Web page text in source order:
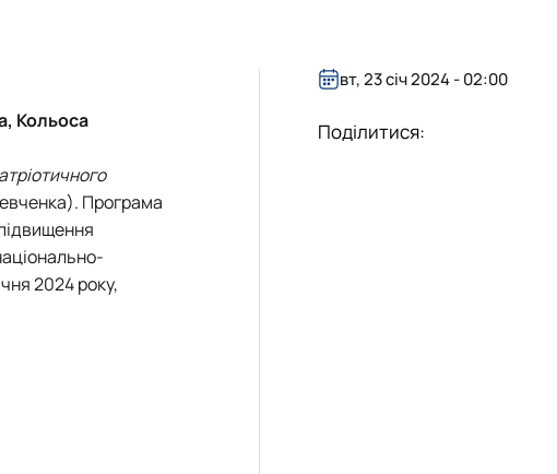
Кольоса
Програма
2024 року,
вт, 23 січ 2024 - 02:00
Поділитися: